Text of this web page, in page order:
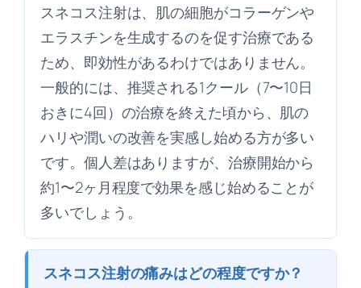
スネコス注射は、肌の細胞がコラーゲンや
エラスチンを生成するのを促す治療である
ため、即効性があるわけではありません。
一般的には、推奨される1クール（7〜10日
おきに4回）の治療を終えた頃から、肌の
ハリや潤いの改善を実感し始める方が多い
です。個人差はありますが、治療開始から
約1〜2ヶ月程度で効果を感じ始めることが
多いでしょう。
スネコス注射の痛みはどの程度ですか？